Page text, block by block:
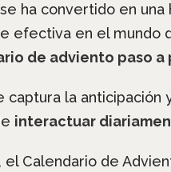
ha convertido en
efectiva en el mundo
de adviento paso a
captura la
interactuar
Calendario de